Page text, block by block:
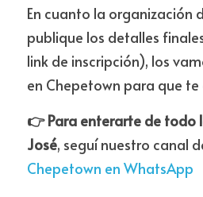
En cuanto la organización
publique los detalles
link de inscripción), los
en Chepetown para que
👉 Para enterarte de todo
José
Chepetown en WhatsApp